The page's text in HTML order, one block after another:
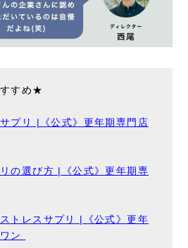
すめ★
プリ |《公式》更年期専門店
の選び方 |《公式》更年期専
トレスサプリ |《公式》更年
ン